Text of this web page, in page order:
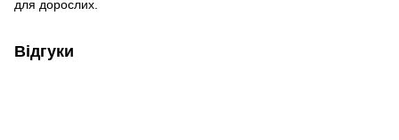
для дорослих.
Відгуки